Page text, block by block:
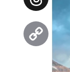
Threads
Copy